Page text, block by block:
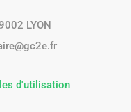
LYON
d'utilisation